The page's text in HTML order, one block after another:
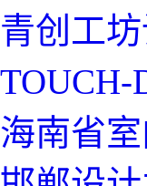
青创工
TOUCH-
海南省